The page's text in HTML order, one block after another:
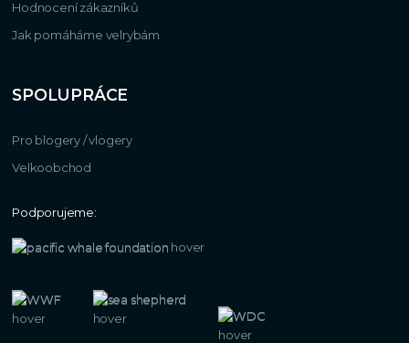
Hodnocení zákazníků
Jak pomáháme velrybám
SPOLUPRÁCE
Pro blogery / vlogery
Velkoobchod
Podporujeme: